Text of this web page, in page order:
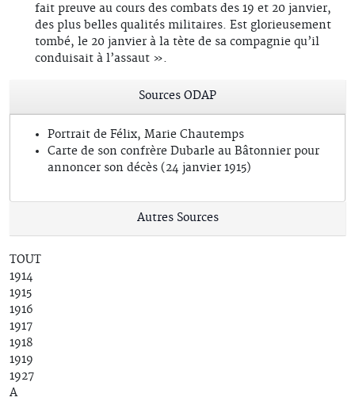
fait preuve au cours des combats des 19 et 20 janvier,
des plus belles qualités militaires. Est glorieusement
tombé, le 20 janvier à la tète de sa compagnie qu’il
conduisait à l’assaut ».
Sources ODAP
Portrait de Félix, Marie Chautemps
Carte de son confrère Dubarle au Bâtonnier pour
annoncer son décès (24 janvier 1915)
Autres Sources
TOUT
1914
1915
1916
1917
1918
1919
1927
A